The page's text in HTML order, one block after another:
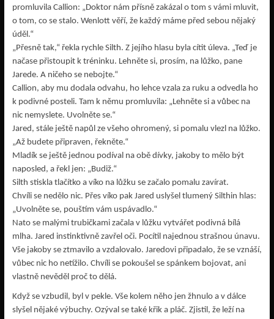
promluvila Callion: „Doktor nám přísně zakázal o tom s vámi mluvit,
o tom, co se stalo. Wenlott věří, že každý máme před sebou nějaký
úděl.“
„Přesně tak,“ řekla rychle Silth. Z jejího hlasu byla cítit úleva. „Teď je
načase přistoupit k tréninku. Lehněte si, prosím, na lůžko, pane
Jarede. A ničeho se nebojte.“
Callion, aby mu dodala odvahu, ho lehce vzala za ruku a odvedla ho
k podivné posteli. Tam k němu promluvila: „Lehněte si a vůbec na
nic nemyslete. Uvolněte se.“
Jared, stále ještě napůl ze všeho ohromený, si pomalu vlezl na lůžko.
„Až budete připraven, řekněte.“
Mladík se ještě jednou podíval na obě dívky, jakoby to mělo být
naposled, a řekl jen: „Budiž.“
Silth stiskla tlačítko a víko na lůžku se začalo pomalu zavírat.
Chvíli se nedělo nic. Přes víko pak Jared uslyšel tlumený Silthin hlas:
„Uvolněte se, pouštím vám uspávadlo.“
Nato se malými trubičkami začala v lůžku vytvářet podivná bílá
mlha. Jared instinktivně zavřel oči. Pocítil najednou strašnou únavu.
Vše jakoby se ztmavilo a vzdalovalo. Jaredovi připadalo, že se vznáší,
vůbec nic ho netížilo. Chvíli se pokoušel se spánkem bojovat, ani
vlastně nevěděl proč to dělá.
Když se vzbudil, byl v pekle. Vše kolem něho jen žhnulo a v dálce
slyšel nějaké výbuchy. Ozýval se také křik a pláč. Zjistil, že leží na